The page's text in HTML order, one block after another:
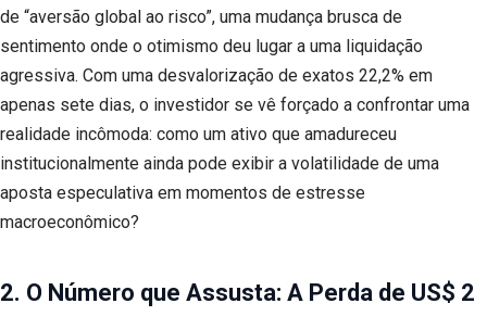
de “aversão global ao risco”, uma mudança brusca de
sentimento onde o otimismo deu lugar a uma liquidação
agressiva. Com uma desvalorização de exatos 22,2% em
apenas sete dias, o investidor se vê forçado a confrontar uma
realidade incômoda: como um ativo que amadureceu
institucionalmente ainda pode exibir a volatilidade de uma
aposta especulativa em momentos de estresse
macroeconômico?
2. O Número que Assusta: A Perda de US$ 2